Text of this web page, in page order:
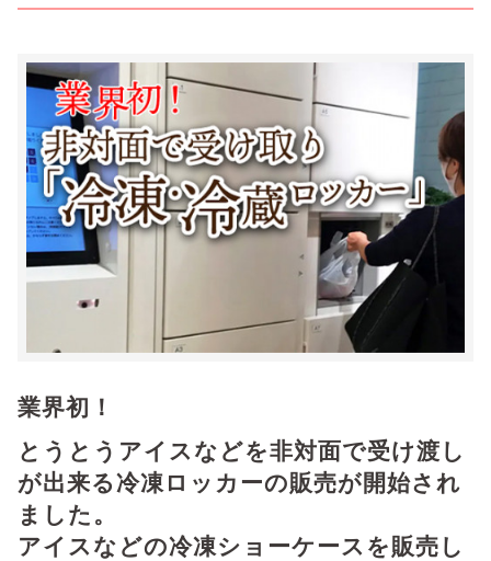
業界初！
とうとうアイスなどを非対面で受け渡し
が出来る冷凍ロッカーの販売が開始され
ました。
アイスなどの冷凍ショーケースを販売し